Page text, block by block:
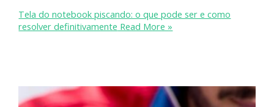
Tela do notebook piscando: o que pode ser e como
resolver definitivamente Read More »